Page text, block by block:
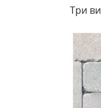
Три